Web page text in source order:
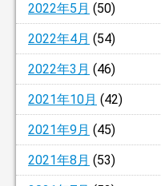
2022年5月 (50)
2022年4月 (54)
2022年3月 (46)
2021年10月 (42)
2021年9月 (45)
2021年8月 (53)